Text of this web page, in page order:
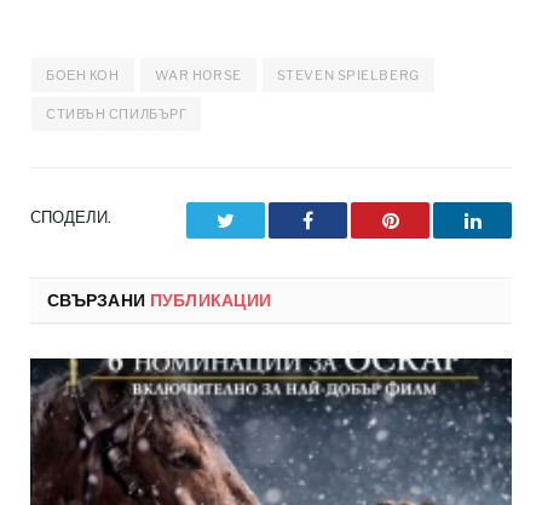
БОЕН КОН WAR HORSE STEVEN SPIELBERG
СТИВЪН СПИЛБЪРГ
СПОДЕЛИ. Facebook Pinterest
СВЪРЗАНИ ПУБЛИКАЦИИ